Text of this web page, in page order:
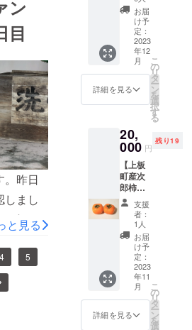
待ち
の活
眞木）
信させ
、フォ
思いま
に
」と
ば出る
ぞ、よ
。10
リ
、鞭
上で
ん
て、
人の方
いを直
おり、
円ほど
す。さ
ても励
より
ていた
だ、目
んが、
た内容
での
いた
りが
クラウ
終盤へ
。目標
れませ
抜きた
て行う
難があ
これ
てい
って盛
て継
うす
なく
ン
目
。昨日
しまし
り気温
匹ほど
いま
くま
と見る
4 5
ボール
ペンを
制作い
たしま
すの
で、
メール
の送信
予定で
す。 ※
ボール
ペンの
種類
は、ラ
ンダム
となり
ます。
あらか
じめ、
ご了承
くださ
い。
き）】
開催当
日、お
越しに
なる方
もお越
しにな
れない
方もお
楽しみ
ける
フォト
アルバ
ム（お
礼の手
紙付
き）を
ご用意
いたし
まし
た。プ
ロのカ
メラマ
ンに撮
影して
いただ
いたも
お届
け予
定：
2023
年12
月
詳細を見る
こ
の
リ
タ
ー
ン
を
選
択
す
る
20,
000 円
残り19
【上板
町産次
郎柿、
神社境
内にて
掲示】
上板町
産次郎
柿と神
社境内
への掲
示をご
用意い
たしま
した。
支援
者：
1人
お届
け予
定：
2023
年11
月
詳細を見る
こ
の
リ
タ
ー
ン
を
選